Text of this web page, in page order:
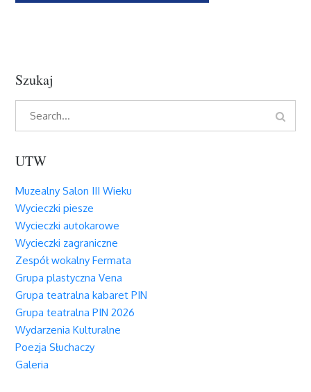
Szukaj
Search
UTW
Muzealny Salon III Wieku
Wycieczki piesze
Wycieczki autokarowe
Wycieczki zagraniczne
Zespół wokalny Fermata
Grupa plastyczna Vena
Grupa teatralna kabaret PIN
Grupa teatralna PIN 2026
Wydarzenia Kulturalne
Poezja Słuchaczy
Galeria